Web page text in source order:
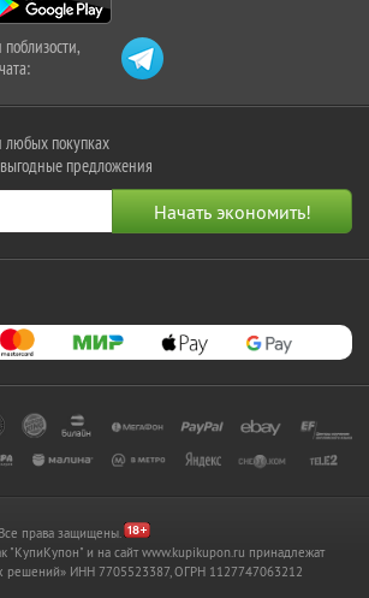
покупках
предложения
права защищены.
"КупиКупон" и на сайт www.kupikupon.ru принадлежат
решений» ИНН 7705523387, ОГРН 1127747063212